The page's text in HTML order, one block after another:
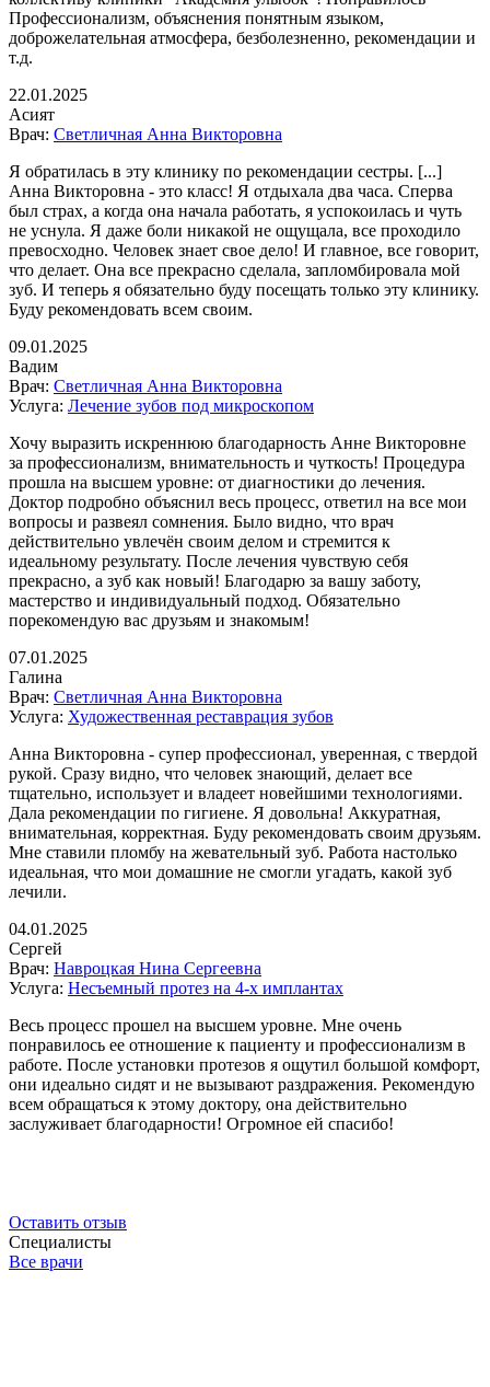
Профессионализм, объяснения понятным языком,
доброжелательная атмосфера, безболезненно, рекомендации и
т.д.
22.01.2025
Асият
Врач: Светличная Анна Викторовна
Я обратилась в эту клинику по рекомендации сестры. [...]
Анна Викторовна - это класс! Я отдыхала два часа. Сперва
был страх, а когда она начала работать, я успокоилась и чуть
не уснула. Я даже боли никакой не ощущала, все проходило
превосходно. Человек знает свое дело! И главное, все говорит,
что делает. Она все прекрасно сделала, запломбировала мой
зуб. И теперь я обязательно буду посещать только эту клинику.
Буду рекомендовать всем своим.
09.01.2025
Вадим
Врач: Светличная Анна Викторовна
Услуга: Лечение зубов под микроскопом
Хочу выразить искреннюю благодарность Анне Викторовне
за профессионализм, внимательность и чуткость! Процедура
прошла на высшем уровне: от диагностики до лечения.
Доктор подробно объяснил весь процесс, ответил на все мои
вопросы и развеял сомнения. Было видно, что врач
действительно увлечён своим делом и стремится к
идеальному результату. После лечения чувствую себя
прекрасно, а зуб как новый! Благодарю за вашу заботу,
мастерство и индивидуальный подход. Обязательно
порекомендую вас друзьям и знакомым!
07.01.2025
Галина
Врач: Светличная Анна Викторовна
Услуга: Художественная реставрация зубов
Анна Викторовна - супер профессионал, уверенная, с твердой
рукой. Сразу видно, что человек знающий, делает все
тщательно, использует и владеет новейшими технологиями.
Дала рекомендации по гигиене. Я довольна! Аккуратная,
внимательная, корректная. Буду рекомендовать своим друзьям.
Мне ставили пломбу на жевательный зуб. Работа настолько
идеальная, что мои домашние не смогли угадать, какой зуб
лечили.
04.01.2025
Сергей
Врач: Навроцкая Нина Сергеевна
Услуга: Несъемный протез на 4-х имплантах
Весь процесс прошел на высшем уровне. Мне очень
понравилось ее отношение к пациенту и профессионализм в
работе. После установки протезов я ощутил большой комфорт,
они идеально сидят и не вызывают раздражения. Рекомендую
всем обращаться к этому доктору, она действительно
заслуживает благодарности! Огромное ей спасибо!
Оставить отзыв
Специалисты
Все врачи